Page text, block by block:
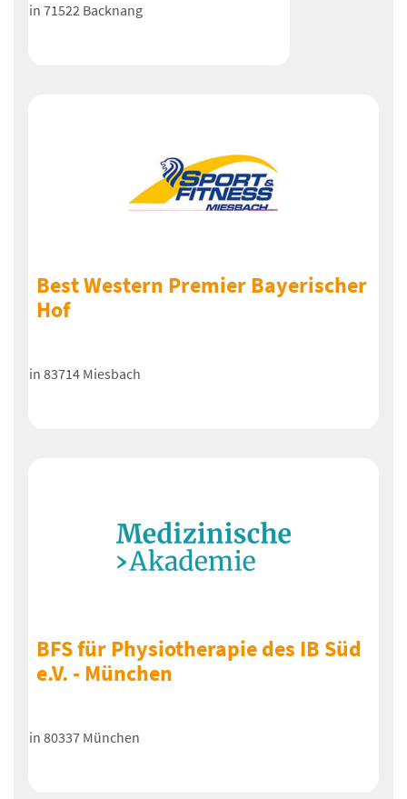
in 71522 Backnang
Best Western Premier Bayerischer
Hof
in 83714 Miesbach
BFS für Physiotherapie des IB Süd
e.V. - München
in 80337 München